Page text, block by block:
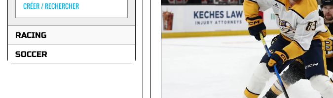
CRÉER / RECHERCHER
RACING
SOCCER